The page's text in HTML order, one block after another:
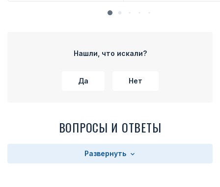
Нашли, что искали?
Да Нет
ВОПРОСЫ И ОТВЕТЫ
Развернуть